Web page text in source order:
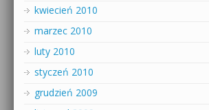
kwiecień 2010
marzec 2010
luty 2010
styczeń 2010
grudzień 2009